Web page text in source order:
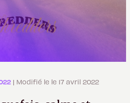
| Modifié le le 17 avril 2022